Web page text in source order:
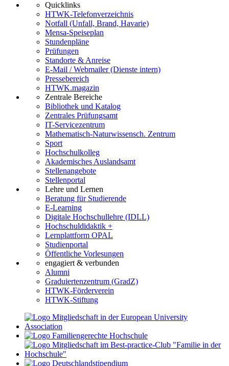
Quicklinks
HTWK-Telefonverzeichnis
Notfall (Unfall, Brand, Havarie)
Mensa-Speiseplan
Stundenpläne
Prüfungen
Standorte & Anreise
E-Mail / Webmailer (Dienste intern)
Pressebereich
HTWK.magazin
Zentrale Bereiche
Bibliothek und Katalog
Zentrales Prüfungsamt
IT-Servicezentrum
Mathematisch-Naturwissensch. Zentrum
Sport
Hochschulkolleg
Akademisches Auslandsamt
Stellenangebote
Stellenportal
Lehre und Lernen
Beratung für Studierende
E-Learning
Digitale Hochschullehre (IDLL)
Hochschuldidaktik +
Lernplattform OPAL
Studienportal
Öffentliche Vorlesungen
engagiert & verbunden
Alumni
Graduiertenzentrum (GradZ)
HTWK-Förderverein
HTWK-Stiftung